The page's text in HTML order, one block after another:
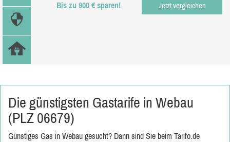
Bis zu 900 € sparen! Jetzt vergleichen
Die günstigsten Gastarife in Webau
(PLZ 06679)
Günstiges Gas in Webau gesucht? Dann sind Sie beim Tarifo.de